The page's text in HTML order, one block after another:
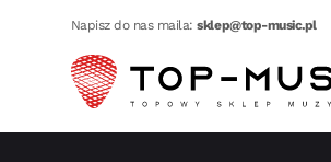
Napisz do nas maila:sklep@top-music.pl